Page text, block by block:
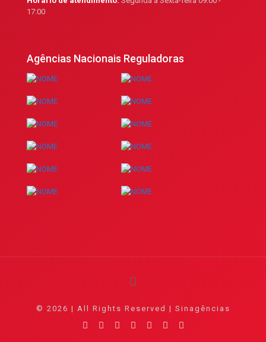
17:00
Agências Nacionais Reguladoras
© 2026 | All Rights Reserved | Sinagências